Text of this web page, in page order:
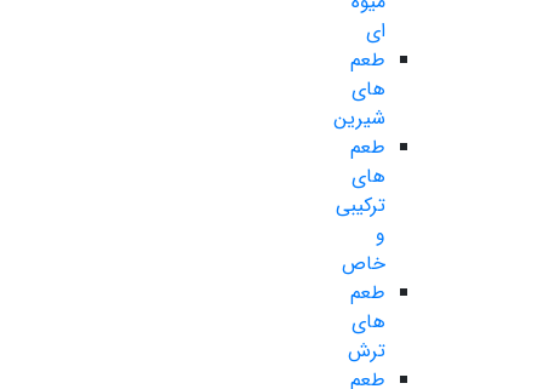
ای
طعم
های
شیرین
طعم
های
ترکیبی
و
خاص
طعم
های
ترش
طعم